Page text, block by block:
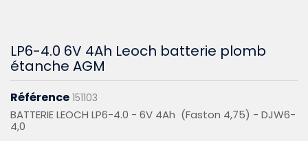
LP6-4.0 6V 4Ah Leoch batterie plomb
étanche AGM
Référence 151103
BATTERIE LEOCH LP6-4.0 - 6V 4Ah (Faston 4,75) - DJW6-
4,0